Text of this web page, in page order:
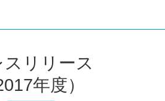
スリリース
年度）